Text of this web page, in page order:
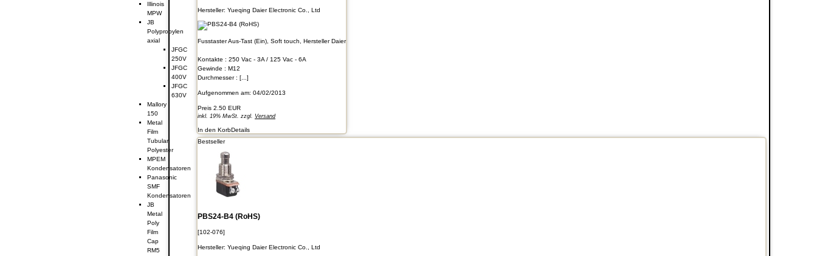
Hersteller: Yueqing Daier Electronic Co., Ltd
Fusstaster Aus-Tast (Ein), Soft touch, Hersteller Daier
Kontakte : 250 Vac - 3A / 125 Vac - 6A
Gewinde : M12
Durchmesser : [...]
Aufgenommen am: 04/02/2013
Preis 2.50 EUR
inkl. 19% MwSt. zzgl. Versand
In den KorbDetails
Bestseller
PBS24-B4 (RoHS)
[102-076]
Hersteller: Yueqing Daier Electronic Co., Ltd
Illinois
MPW
JB
Polypropylen
axial
JFGC
250V
JFGC
400V
JFGC
630V
Mallory
150
Metal
Film
Tubular
Polyester
MPEM
Kondensatoren
Panasonic
SMF
Kondensatoren
JB
Metal
Poly
Film
Cap
RM5